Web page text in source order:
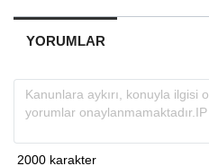
YORUMLAR